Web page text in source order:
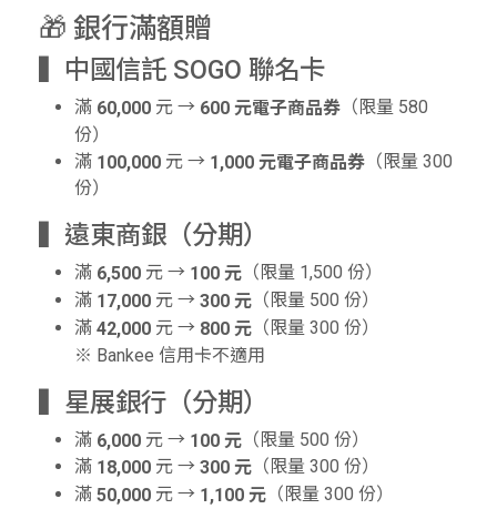
🎁 銀行滿額贈
▍中國信託 SOGO 聯名卡
滿 60,000 元 → 600 元電子商品券 （限量 580
份）
滿 100,000 元 → 1,000 元電子商品券 （限量 300
份）
▍遠東商銀（分期）
滿 6,500 元 → 100 元 （限量 1,500 份）
滿 17,000 元 →300 元 （限量 500 份）
滿42,000 元 → 800 元 （限量 300 份）
※ Bankee 信用卡不適用
▍星展銀行（分期）
滿 6,000 元 → 100 元 （限量 500 份）
滿 18,000 元 →300 元 （限量 300 份）
滿50,000 元 → 1,100 元 （限量 300 份）